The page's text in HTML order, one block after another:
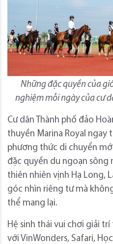
Những đặc quyền của
nghiệm mỗi ngày của cư
Cư dân Thành phố đảo
thuyền Marina Royal ngay
phương thức di chuyển
đặc quyền du ngoạn sông
thiên nhiên vịnh Hạ Long,
góc nhìn riêng tư mà
thể mang lại.
Hệ sinh thái vui chơi giải
với VinWonders, Safari,